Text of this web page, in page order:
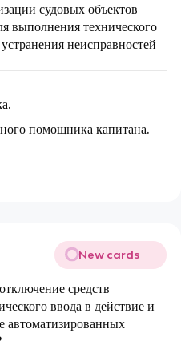
судовых объектов
выполнения технического
неисправностей
помощника капитана.
New cards
средств
ввода в действие и
автоматизированных